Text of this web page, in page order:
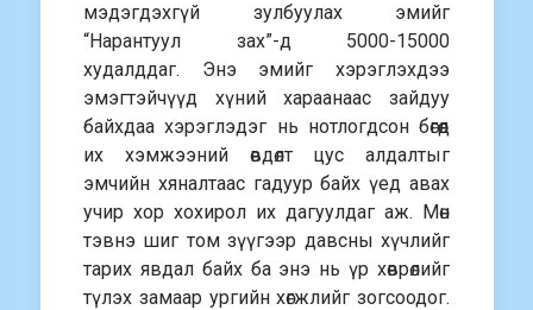
мэдэгдэхгүй зулбуулах эмийг
“Нарантуул зах”-д 5000-15000
худалддаг. Энэ эмийг хэрэглэхдээ
эмэгтэйчүүд хүний хараанаас зайдуу
байхдаа хэрэглэдэг нь нотлогдсон бөгөөд
их хэмжээний өвдөлт цус алдалтыг
эмчийн хяналтаас гадуур байх үед авах
учир хор хохирол их дагуулдаг аж. Мөн
тэвнэ шиг том зүүгээр давсны хүчлийг
тарих явдал байх ба энэ нь үр хөврөлийг
түлэх замаар ургийн хөгжлийг зогсоодог.